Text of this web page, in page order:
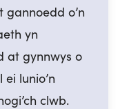
o’n
yn
at gynnwys o
lunio’n
clwb.